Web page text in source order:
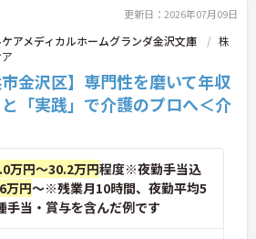
立もしやすいです。さら
研修や医療的ケアの研修な
門性を高められる教育体制
生活基盤をしっかりと安定
として長期的なキャリアア
です。
務効率化で心身の負担を軽
音声記録システムを導入し
らしています
業務の時間が短縮され余裕
更新日：2026年07月09日
アメディカルホームグランダ金沢文庫
株
市金沢区】専門性を磨いて年収
「実践」で介護のプロへ＜介
万円～30.2万円程度※夜勤手当込
万円～※残業月10時間、夜勤平均5
手当・賞与を含んだ例です